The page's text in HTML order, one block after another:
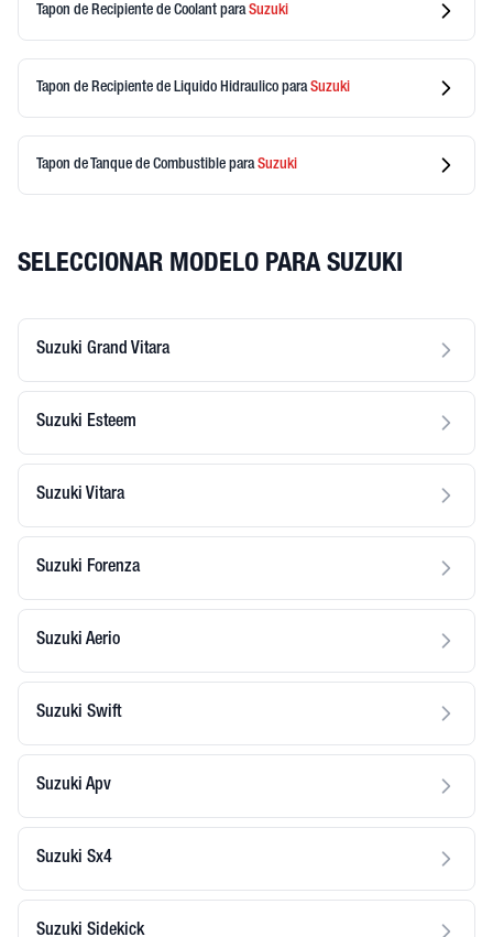
Tapon de Recipiente de Coolant paraSuzuki
Tapon de Recipiente de Liquido Hidraulico paraSuzuki
Tapon de Tanque de Combustible paraSuzuki
SELECCIONAR MODELO PARA SUZUKI
Suzuki Grand Vitara
Suzuki Esteem
Suzuki Vitara
Suzuki Forenza
Suzuki Aerio
Suzuki Swift
Suzuki Apv
Suzuki Sx4
Suzuki Sidekick